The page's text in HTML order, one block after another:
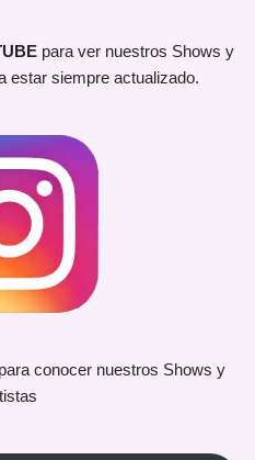
para ver nuestros Shows y
estar siempre actualizado.
para conocer nuestros Shows y